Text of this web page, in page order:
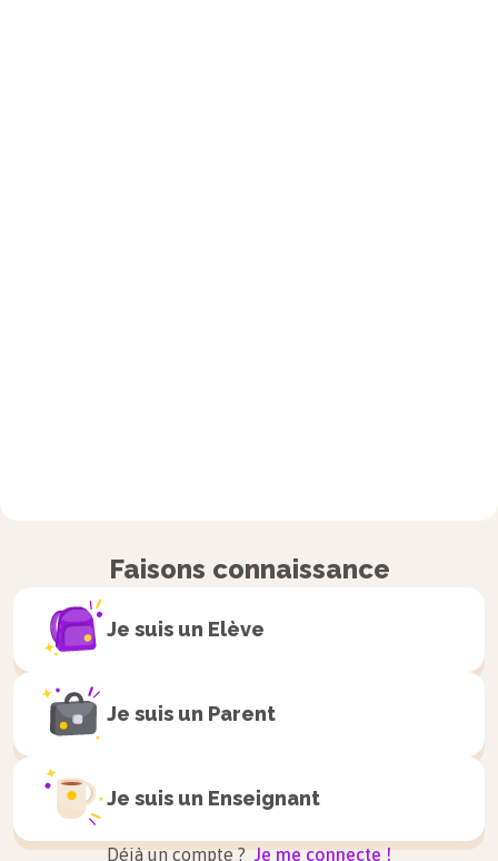
Faisons connaissance
Je suis un Elève
Je suis un Parent
Je suis un Enseignant
Déjà un compte ? Je me connecte !